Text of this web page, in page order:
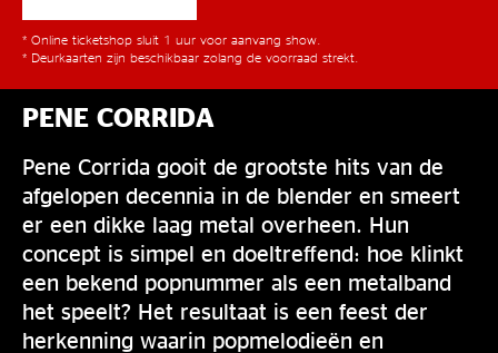
* Online ticketshop sluit 1 uur voor aanvang show.
* Deurkaarten zijn beschikbaar zolang de voorraad strekt.
PENE CORRIDA
Pene Corrida gooit de grootste hits van de
afgelopen decennia in de blender en smeert
er een dikke laag metal overheen. Hun
concept is simpel en doeltreffend: hoe klinkt
een bekend popnummer als een metalband
het speelt? Het resultaat is een feest der
herkenning waarin popmelodieën en